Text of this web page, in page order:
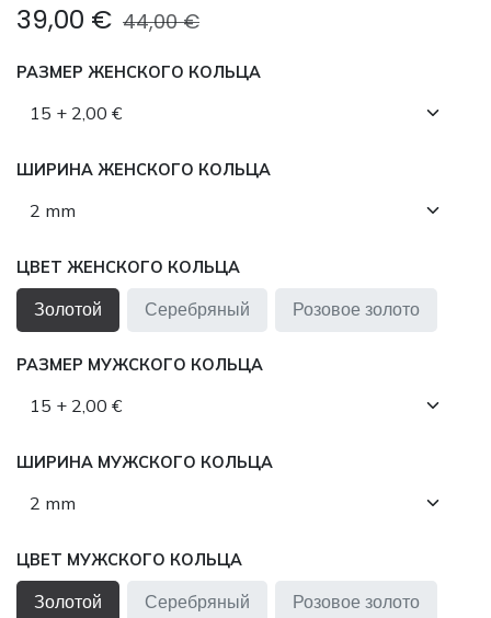
39,00 € 44,00€
РАЗМЕР ЖЕНСКОГО КОЛЬЦА
ШИРИНА ЖЕНСКОГО КОЛЬЦА
ЦВЕТ ЖЕНСКОГО КОЛЬЦА
Золотой Серебряный Розовое золото
РАЗМЕР МУЖСКОГО КОЛЬЦА
ШИРИНА МУЖСКОГО КОЛЬЦА
ЦВЕТ МУЖСКОГО КОЛЬЦА
Золотой Серебряный Розовое золото